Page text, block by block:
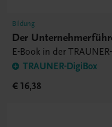
Bildung
Der
E-Book in der
TRAUNER-DigiBox
€ 16,38